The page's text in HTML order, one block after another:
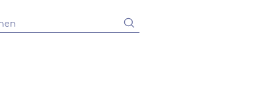
Absenden